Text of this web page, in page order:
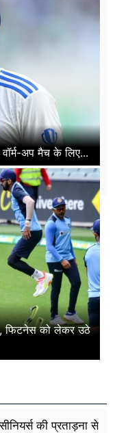
अप मैच के लिए...
फिटनेस को लेकर उठे
की प्रताड़ना से